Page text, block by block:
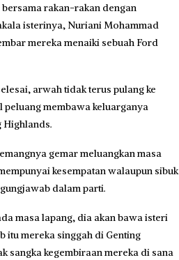
rakan-rakan dengan
isterinya, Nuriani Mohammad
mereka menaiki sebuah Ford
arwah tidak terus pulang ke
membawa keluarganya
Highlands.
gemar meluangkan masa
kesempatan walaupun sibuk
dalam parti.
masa lapang, dia akan bawa isteri
itu mereka singgah di Genting
sangka kegembiraan mereka di sana